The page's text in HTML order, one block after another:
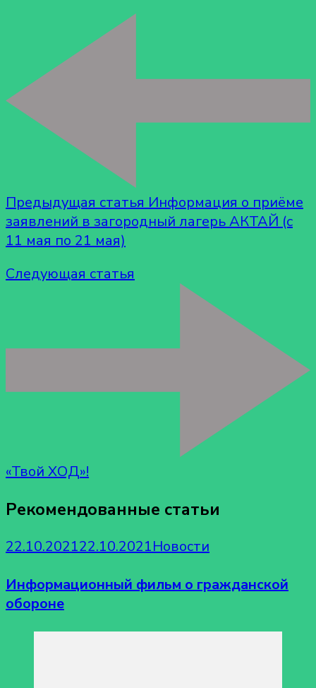
Предыдущая статья Информация о приёме
заявлений в загородный лагерь АКТАЙ (с
11 мая по 21 мая)
Следующая статья
«Твой ХОД»!
Рекомендованные статьи
22.10.202122.10.2021Новости
Информационный фильм о гражданской
обороне